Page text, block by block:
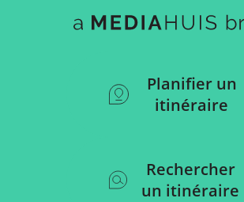
Planifier un
itinéraire
Rechercher
un itinéraire